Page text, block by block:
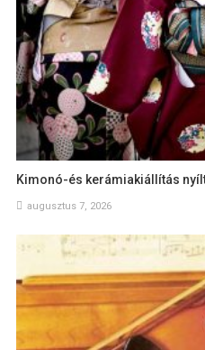
Kimonó-és kerámiakiállítás
augusztus 7, 2026